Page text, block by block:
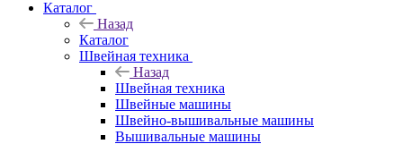
Каталог
Назад
Каталог
Швейная техника
Назад
Швейная техника
Швейные машины
Швейно-вышивальные машины
Вышивальные машины